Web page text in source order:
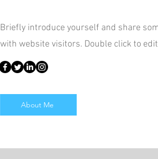
Briefly introduce yourself and share
with website visitors. Double click to
About Me